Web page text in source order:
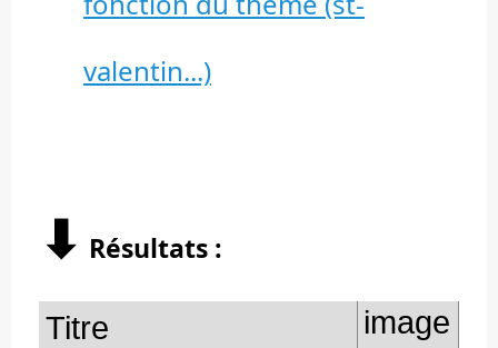
valentin...)
⬇︎ Résultats :
Titre image